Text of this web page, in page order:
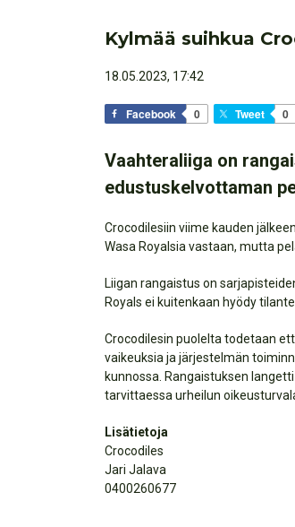
Kylmää suihkua
18.05.2023, 17:42
Facebook 0 Tweet 0
Vaahteraliiga on
edustuskelvottaman
Crocodilesiin viime kauden
Wasa Royalsia vastaan, mutta
Liigan rangaistus on
Royals ei kuitenkaan hyödy
Crocodilesin puolelta todetaan
vaikeuksia ja järjestelmän
kunnossa. Rangaistuksen
tarvittaessa urheilun
Lisätietoja
Crocodiles
Jari Jalava
0400260677